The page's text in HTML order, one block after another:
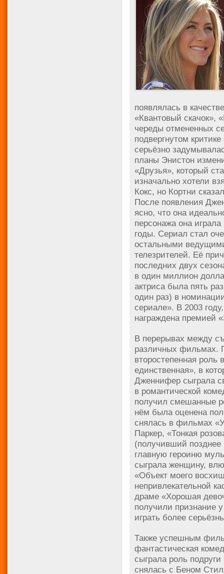
появлялась в
«Квантовый скачок»,
череды отмененных
подвергнутом
серьёзно
планы Энистон
«Друзья», который
изначально хотели
Кокс, но Кортни
После появления
ясно, что она
персонажа она
годы. Сериал стал
остальными
телезрителей. Её
последних двух
в один миллион
актриса была пять
один раз) в
сериале». В 2003
награждена премией
В перерывах между
различных фильмах.
второстепенная
единственная», в
Дженнифер сыграла
в романтической
получил смешанные
нём была оценена
снялась в фильмах
Паркер, «Тонкая
(получивший позднее
главную героиню
сыграла женщину,
«Объект моего
непривлекательной
драме «Хорошая
получили признание
играть более
Также успешным
фантастическая
сыграла роль
снялась с Беном